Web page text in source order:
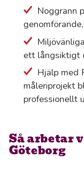
Noggrann
ett långsiktigt
Hjälp med
måleriprojekt
professionellt
Så arbetar
Göteborg